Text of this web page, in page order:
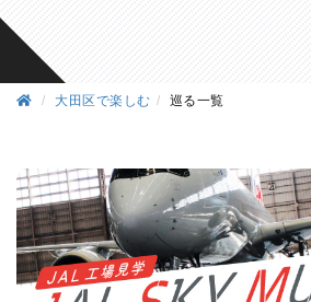
大田区で楽しむ 巡る一覧